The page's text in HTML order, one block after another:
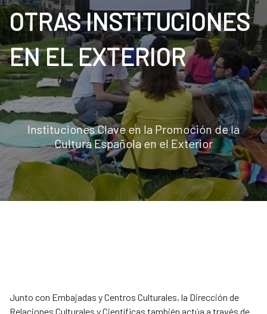
OTRAS INSTITUCIONES
EN EL EXTERIOR
Instituciones Clave en la Promoción de la
Cultura Española en el Exterior
Junto con Embajadas y Centros Culturales, la Dirección de
Relaciones Culturales y Científicas también actúa a través de